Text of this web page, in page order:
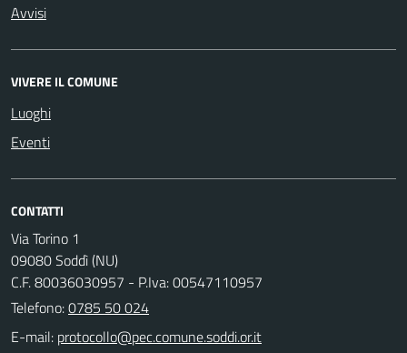
Avvisi
VIVERE IL COMUNE
Luoghi
Eventi
CONTATTI
Via Torino 1
09080 Soddì (NU)
C.F. 80036030957 - P.Iva: 00547110957
Telefono:0785 50 024
E-mail: